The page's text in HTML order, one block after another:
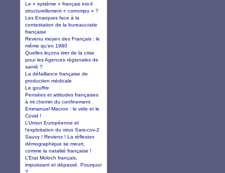
Le « système » français est-il
structurellement « corrompu » ?
Les Enarques face à la
contestation de la bureaucratie
française
Revenu moyen des Français : le
même qu'en 1980
Quelles leçons tirer de la crise
pour les Agences régionales de
santé ?
La défaillance française de
production médicale
Le gouffre
Pensées et attitudes françaises
à mi chemin du confinement
Emmanuel Macron : le vide et le
Covid !
L’Union Européenne et
l’exploitation du virus Sars-cov-2
Sauvy ! Reviens ! La réflexion
démographique se meurt,
comme la natalité française !
L’Etat Moloch français,
impuissant et dépassé. Pourquoi
?